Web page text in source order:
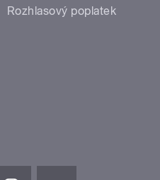
Rozhlasový poplatek